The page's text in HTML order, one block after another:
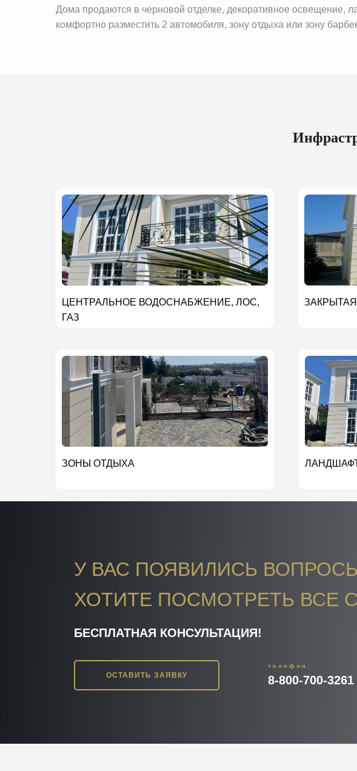
Дома продаются в черновой отделке, декоративное освещение,
комфортно разместить 2 автомобиля, зону отдыха или зону
ЦЕНТРАЛЬНОЕ ВОДОСНАБЖЕНИЕ, ЛОС,
ГАЗ
ЗОНЫ ОТДЫХА
8-800-700-3261
телефон:
У ВАС ПОЯВИЛИСЬ
ХОТИТЕ ПОСМОТРЕТЬ ВСЕ
БЕСПЛАТНАЯ КОНСУЛЬТАЦИЯ!
ОСТАВИТЬ ЗАЯВКУ